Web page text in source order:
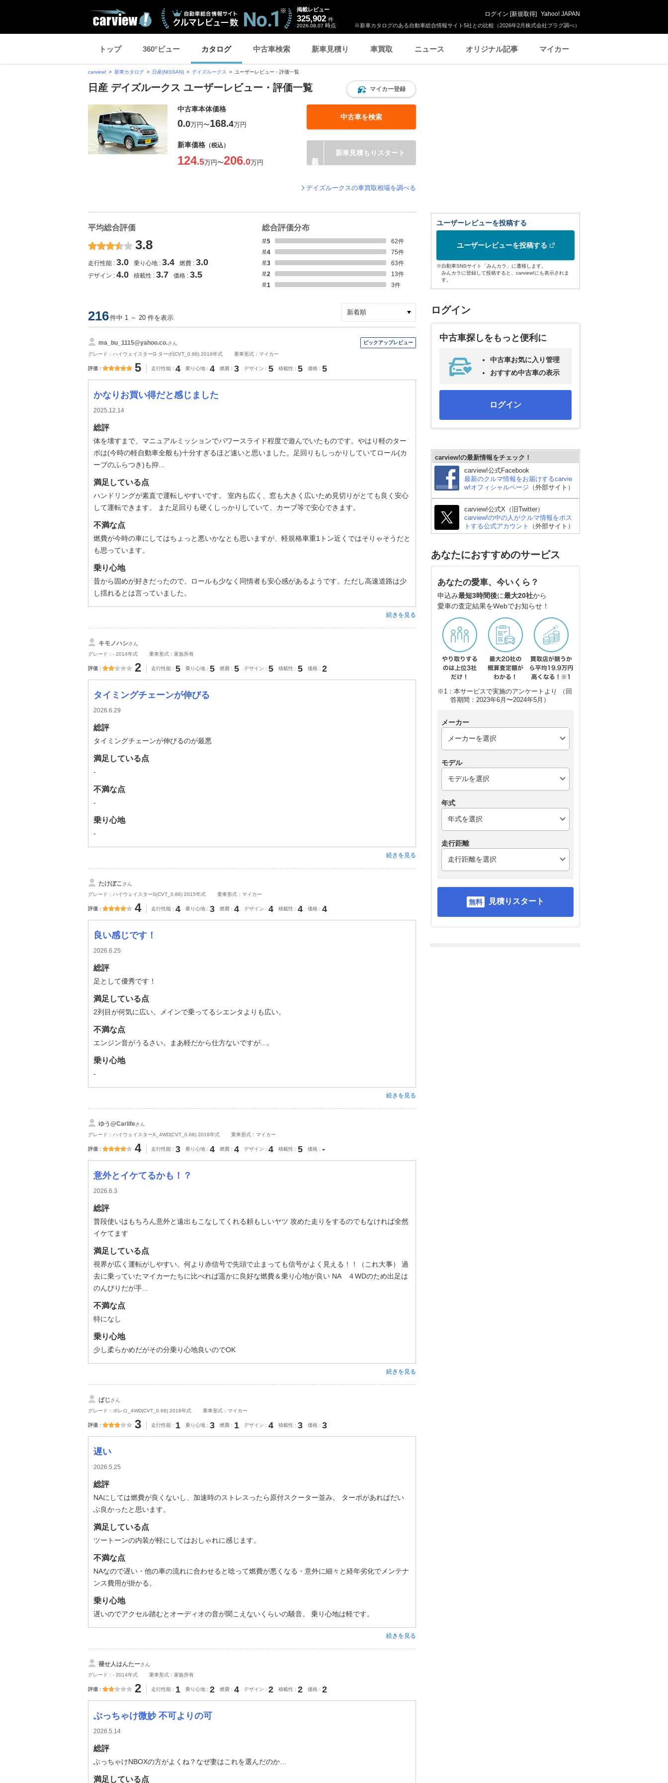
※新車カタログのある自動車総合情報サイト5社との比較（2026年2月株式会社プラグ調べ）
掲載レビュー
325,902 件
2026.08.07 時点
ログイン [新規取得] Yahoo! JAPAN
トップ 360°ビュー カタログ 中古車検索 新車見積り 車買取 ニュース オリジナル記事 マイカー
carview! 新車カタログ 日産(NISSAN) デイズルークス ユーザーレビュー・評価一覧
日産 デイズルークス ユーザーレビュー・評価一覧 マイカー登録
中古車本体価格
0.0万円〜168.4万円
中古車を検索
新車価格 （税込）
124.5万円〜206.0万円
新車見積もりスタート
デイズルークスの車買取相場を調べる
平均総合評価
3.8
走行性能 3.0 乗り心地 3.4 燃費 3.0
デザイン 4.0 積載性 3.7 価格 3.5
総合評価分布
星5 62件
星4
75件
星3
63件
星2
13件
星1
3件
216件中 1 ～ 20 件を表示
ma_bu_1115@yahoo.co.さん
グレード：ハイウェイスターG ターボ(CVT_0.66) 2018年式
乗車形式：マイカー
評価 5 走行性能 4 乗り心地 4 燃費 3 デザイン 5 積載性 5 価格 5
かなりお買い得だと感じました
2025.12.14
総評
体を壊すまで、マニュアルミッションでパワースライド程度で遊んでいたものです。やはり軽のター
ボは(今時の軽自動車全般も)十分すぎるほど速いと思いました。足回りもしっかりしていてロール(カ
ーブのふらつき)も抑...
満足している点
ハンドリングが素直で運転しやすいです。 室内も広く、窓も大きく広いため見切りがとても良く安心
して運転できます。 また足回りも硬くしっかりしていて、カーブ等で安心できます。
不満な点
燃費が今時の車にしてはちょっと悪いかなとも思いますが、軽規格車重1トン近くではそりゃそうだと
も思っています。
乗り心地
昔から固めが好きだったので、ロールも少なく同情者も安心感があるようです。ただし高速道路は少
し揺れるとは言っていました。
続きを見る
キモノハシさん
グレード：- 2014年式
乗車形式：家族所有
評価 2 走行性能 5 乗り心地 5 燃費 5 デザイン 5 積載性 5 価格 2
タイミングチェーンが伸びる
2026.6.29
総評
タイミングチェーンが伸びるのが最悪
満足している点
-
不満な点
-
乗り心地
-
続きを見る
たけぼこ さん
グレード：ハイウェイスターS(CVT_0.66) 2015年式
乗車形式：マイカー
評価 4 走行性能 4 乗り心地 3 燃費 4 デザイン 4 積載性 4 価格 4
良い感じです！
2026.6.25
総評
足として優秀です！
満足している点
2列目が何気に広い。メインで乗ってるシエンタよりも広い。
不満な点
エンジン音がうるさい。まあ軽だから仕方ないですが...。
乗り心地
-
続きを見る
ゆう@Carlifeさん
グレード：ハイウェイスターX_4WD(CVT_0.66) 2016年式
乗車形式：マイカー
評価 4 走行性能 3 乗り心地 4 燃費 4 デザイン 4 積載性 5 価格 -
意外とイケてるかも！？
2026.6.3
総評
普段使いはもちろん意外と遠出もこなしてくれる頼もしいヤツ 攻めた走りをするのでもなければ全然
イケてます
満足している点
視界が広く運転がしやすい。何より赤信号で先頭で止まっても信号がよく見える！！（これ大事） 過
去に乗っていたマイカーたちに比べれば遥かに良好な燃費＆乗り心地が良い NA ４WDのため出足は
のんびりだが手...
不満な点
特になし
乗り心地
少し柔らかめだがその分乗り心地良いのでOK
続きを見る
ぱじさん
グレード：ボレロ_4WD(CVT_0.66) 2018年式
乗車形式：マイカー
評価 3 走行性能 1 乗り心地 3 燃費 1 デザイン 4 積載性 3 価格 3
遅い
2026.5.25
総評
NAにしては燃費が良くないし、加速時のストレスったら原付スクーター並み。 ターボがあればだい
ぶ良かったと思います。
満足している点
ツートーンの内装が軽にしてはおしゃれに感じます。
不満な点
NAなので遅い・他の車の流れに合わせると唸って燃費が悪くなる・意外に細々と経年劣化でメンテナ
ンス費用が掛かる。
乗り心地
遅いのでアクセル踏むとオーディオの音が聞こえないくらいの騒音。 乗り心地は軽です。
続きを見る
褪せ人はんたーさん
グレード：- 2014年式
乗車形式：家族所有
評価 2 走行性能 1 乗り心地 2 燃費 4 デザイン 2 積載性 2 価格 2
ぶっちゃけ微妙 不可よりの可
2026.5.14
総評
ぶっちゃけNBOXの方がよくね？なぜ妻はこれを選んだのか…
満足している点
ユーザーレビューを投稿する
ユーザーレビューを投稿する
※自動車SNSサイト「みんカラ」に遷移します。
みんカラに登録して投稿すると、carview!にも表示されま
す。
ログイン
中古車探しをもっと便利に
中古車お気に入り管理
おすすめ中古車の表示
ログイン
carview!の最新情報をチェック！
carview!公式Facebook
最新のクルマ情報をお届けするcarvie
w!オフィシャルページ （外部サイト）
carview!公式X（旧Twitter）
carview!の中の人がクルマ情報をポス
トする公式アカウント
（外部サイト）
あなたにおすすめのサービス
あなたの愛車、今いくら？
申込み最短3時間後に最大20社から
愛車の査定結果をWebでお知らせ！
※1：本サービスで実施のアンケートより （回
答期間：2023年6月〜2024年5月）
メーカー
モデル
年式
走行距離
見積りスタート